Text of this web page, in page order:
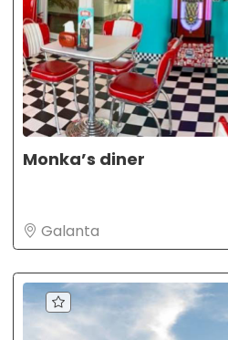
Monka’s diner
Galanta